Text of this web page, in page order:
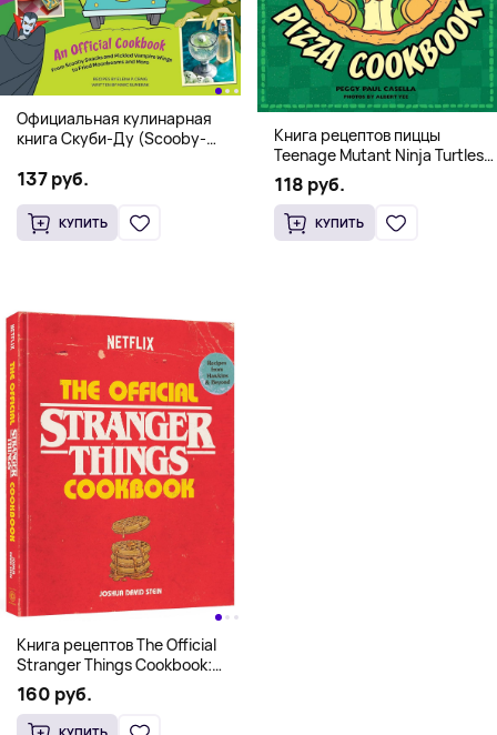
Официальная кулинарная
книга Скуби-Ду (Scooby-
Scooby Snacks), Твердый
137 руб.
КУПИТЬ
Книга рецептов пиццы
Teenage Mutant Ninja Turtles
Pizza Cookbook (На
английском)
118 руб.
КУПИТЬ
Книга рецептов The Official
Stranger Things Cookbook:
Recipes from Hawkins and
Beyond (На английском)
160 руб.